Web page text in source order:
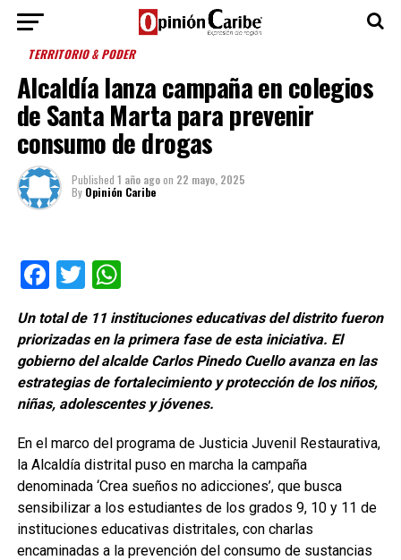
TERRITORIO & PODER
Alcaldía lanza campaña en colegios
de Santa Marta para prevenir
consumo de drogas
Published 1 año agoon 22 mayo, 2025
By Opinión Caribe
Facebook
TwitterWhatsApp
Un total de 11 instituciones educativas del distrito fueron
priorizadas en la primera fase de esta iniciativa. El
gobierno del alcalde Carlos Pinedo Cuello avanza en las
estrategias de fortalecimiento y protección de los niños,
niñas, adolescentes y jóvenes.
En el marco del programa de Justicia Juvenil Restaurativa,
la Alcaldía distrital puso en marcha la campaña
denominada ‘Crea sueños no adicciones’, que busca
sensibilizar a los estudiantes de los grados 9, 10 y 11 de
instituciones educativas distritales, con charlas
encaminadas a la prevención del consumo de sustancias